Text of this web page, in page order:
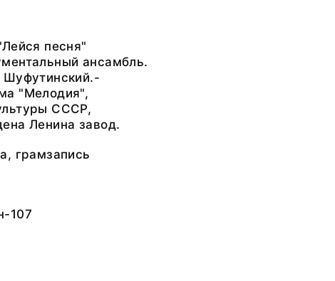
песня"
ансамбль.
Шуфутинский.-
"Мелодия",
СССР,
Ленина завод.
грамзапись
107